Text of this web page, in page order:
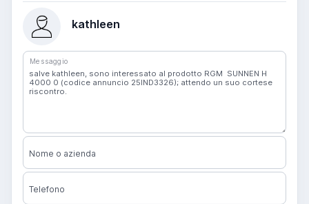
kathleen
Messaggio
Nome o azienda
Telefono